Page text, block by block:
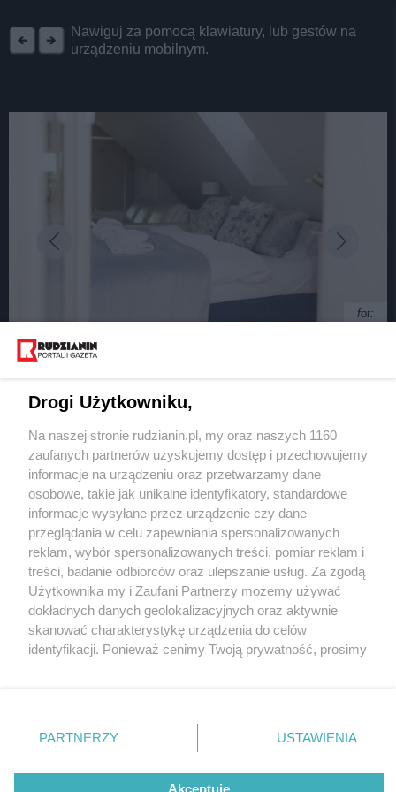
Nawiguj za pomocą klawiatury, lub gestów na
urządzeniu mobilnym.
fot:
wyjątkowe miejsce w Świnoujściu
4 / 6
Villa Herkules 1
Wydawca mediów
Nie zapomnij
zapoznać się z:
polityką prywatności regulamin korzystania z portali
Twojemiasto
Piekary Śląskie
Chorzów
Tarnowskie Góry
Gliwice
Skontakuj sięz nami
Kontakt
Wydawca
Redakcja
Drogi Użytkowniku,
Na naszej stronie rudzianin.pl, my oraz naszych 1160
zaufanych partnerów uzyskujemy dostęp i przechowujemy
informacje na urządzeniu oraz przetwarzamy dane
osobowe, takie jak unikalne identyfikatory, standardowe
informacje wysyłane przez urządzenie czy dane
przeglądania w celu zapewniania spersonalizowanych
reklam, wybór spersonalizowanych treści, pomiar reklam i
treści, badanie odbiorców oraz ulepszanie usług. Za zgodą
Użytkownika my i Zaufani Partnerzy możemy używać
dokładnych danych geolokalizacyjnych oraz aktywnie
skanować charakterystykę urządzenia do celów
identyfikacji. Ponieważ cenimy Twoją prywatność, prosimy
prywatności znajdujący się w lewym dolnym rogu strony
. Niektóre rodzaje przetwarzania danych nie wymagają
zgody użytkownika, ale masz prawo sprzeciwić się
takiemu przetwarzaniu. Preferencje będą miały
PARTNERZY USTAWIENIA
Akceptuję